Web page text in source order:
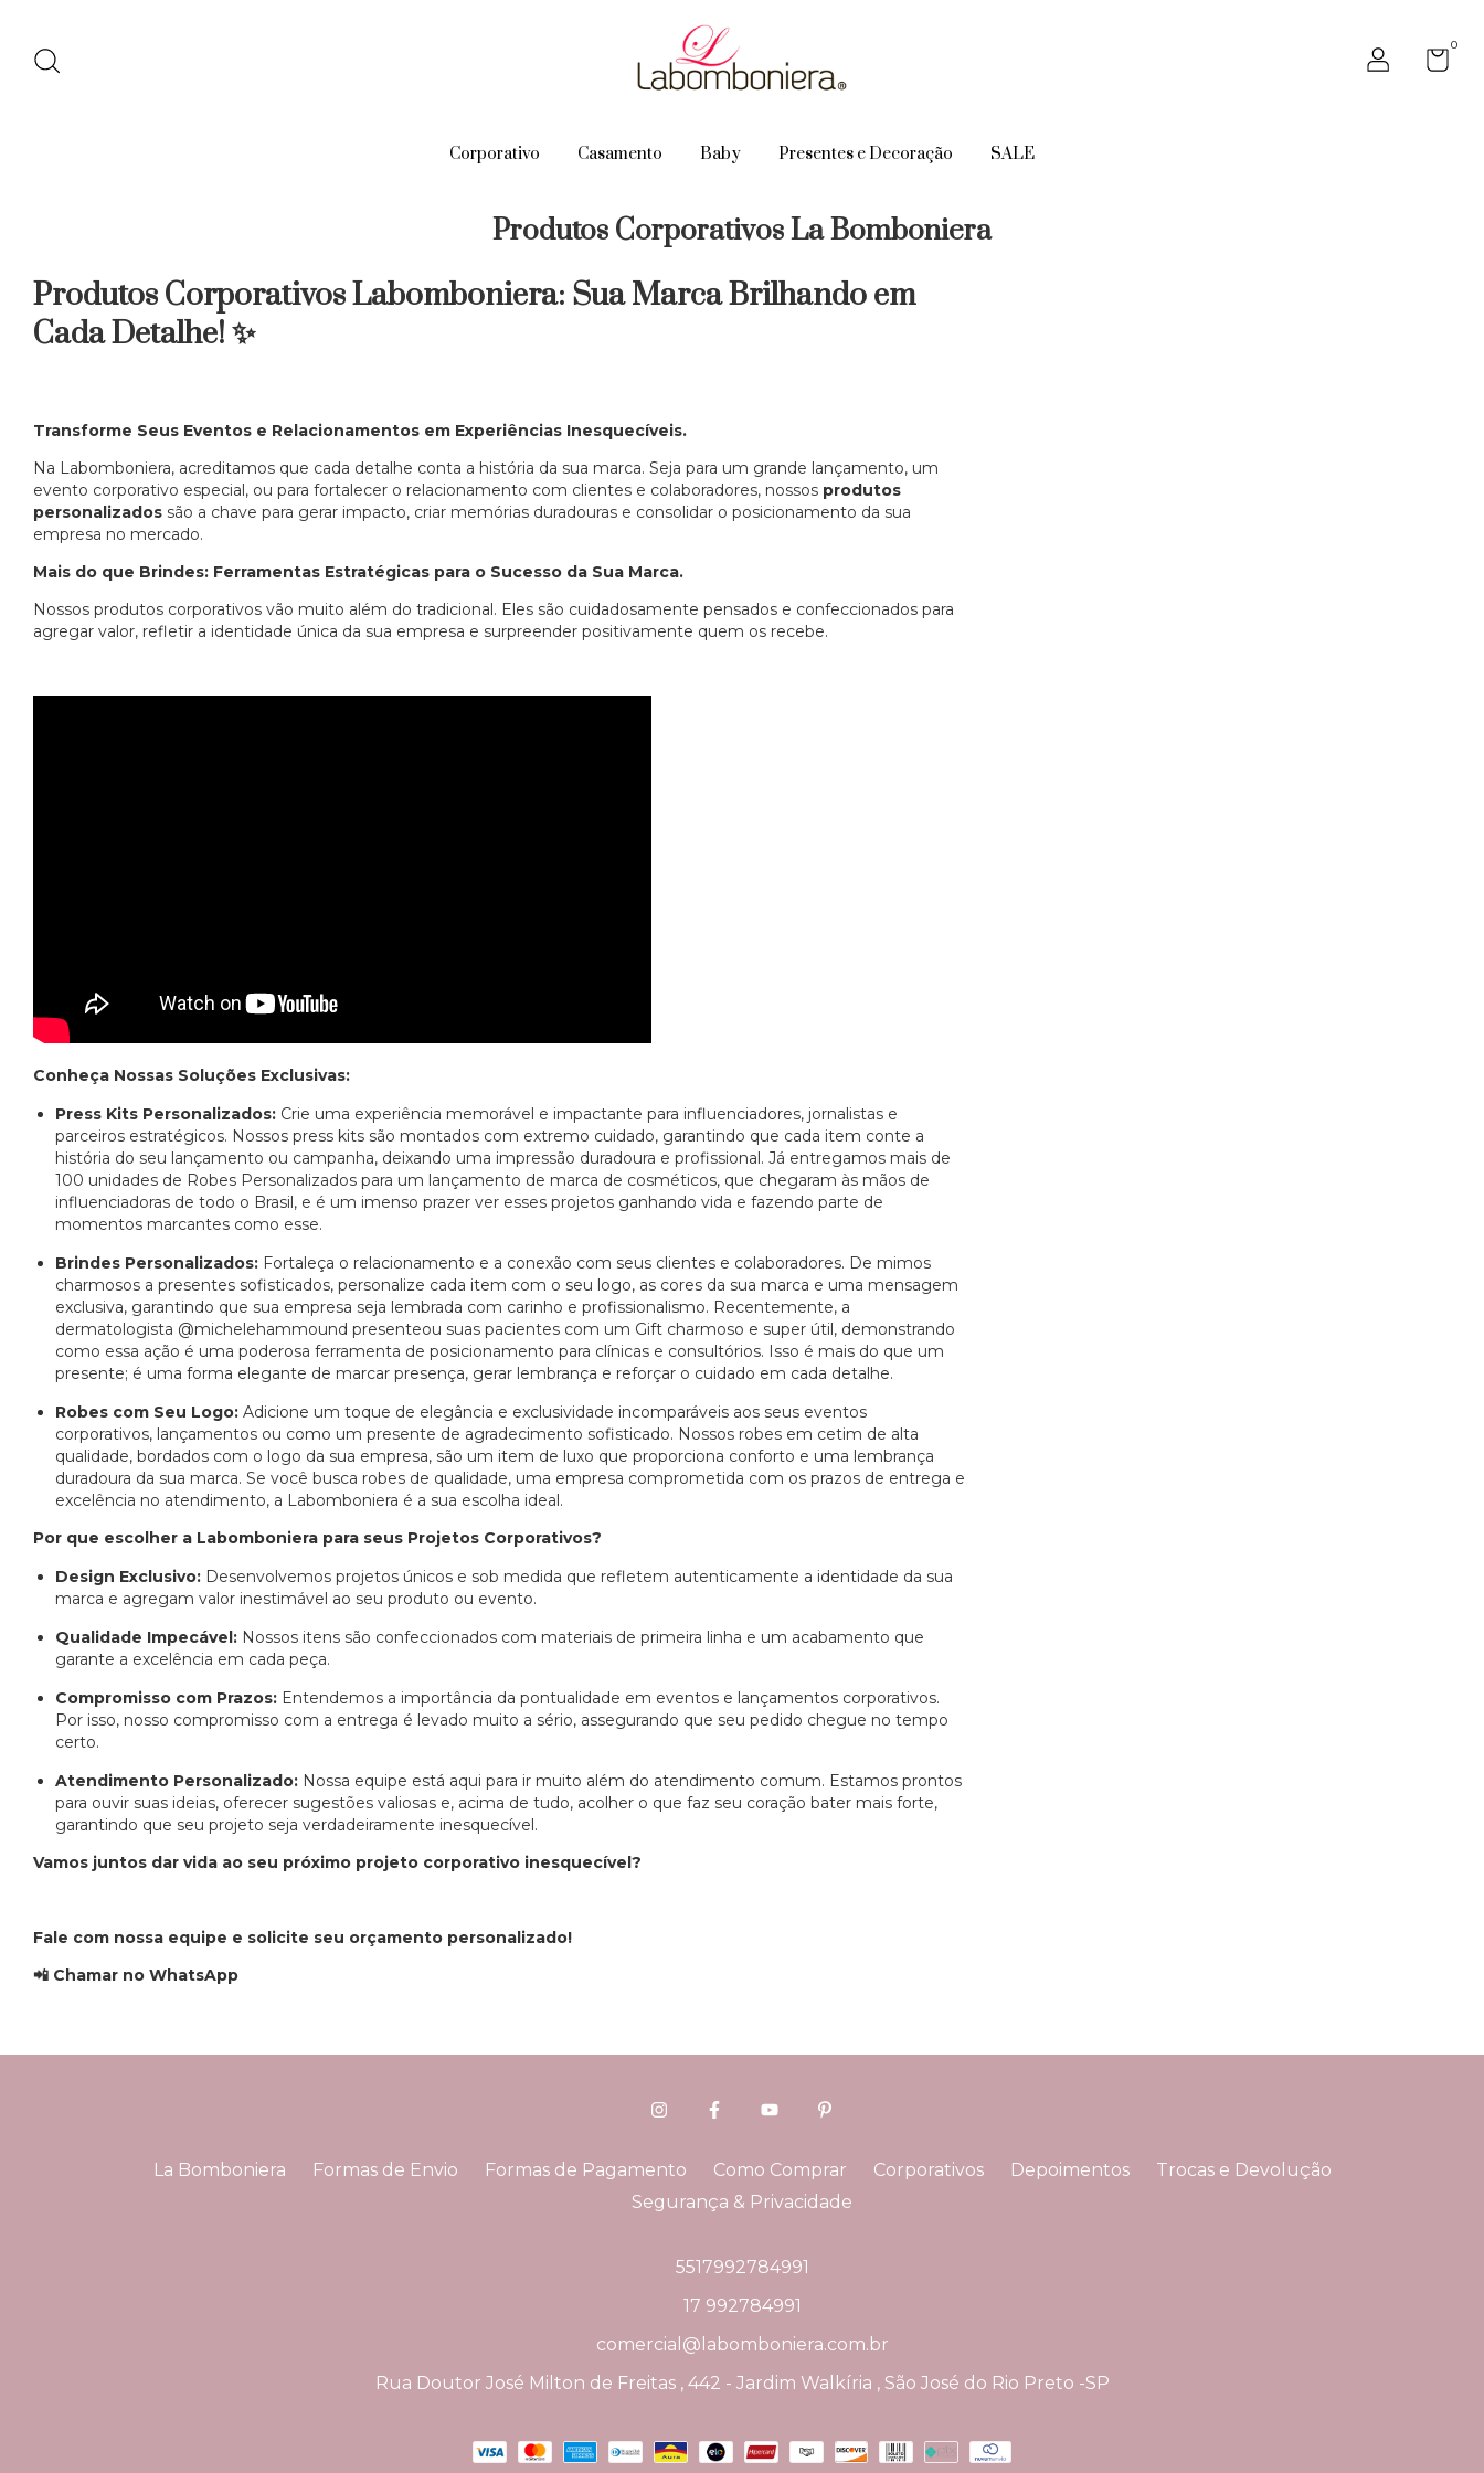
0
Corporativo Casamento Baby Presentes e Decoração SALE
Produtos Corporativos La Bomboniera
Produtos Corporativos Labomboniera: Sua Marca Brilhando em
Cada Detalhe! ✨
Transforme Seus Eventos e Relacionamentos em Experiências Inesquecíveis.
Na Labomboniera, acreditamos que cada detalhe conta a história da sua marca. Seja para um grande lançamento, um
evento corporativo especial, ou para fortalecer o relacionamento com clientes e colaboradores, nossos produtos
personalizados são a chave para gerar impacto, criar memórias duradouras e consolidar o posicionamento da sua
empresa no mercado.
Mais do que Brindes: Ferramentas Estratégicas para o Sucesso da Sua Marca.
Nossos produtos corporativos vão muito além do tradicional. Eles são cuidadosamente pensados e confeccionados para
agregar valor, refletir a identidade única da sua empresa e surpreender positivamente quem os recebe.
Conheça Nossas Soluções Exclusivas:
Press Kits Personalizados: Crie uma experiência memorável e impactante para influenciadores, jornalistas e
parceiros estratégicos. Nossos press kits são montados com extremo cuidado, garantindo que cada item conte a
história do seu lançamento ou campanha, deixando uma impressão duradoura e profissional. Já entregamos mais de
100 unidades de Robes Personalizados para um lançamento de marca de cosméticos, que chegaram às mãos de
influenciadoras de todo o Brasil, e é um imenso prazer ver esses projetos ganhando vida e fazendo parte de
momentos marcantes como esse.
Brindes Personalizados: Fortaleça o relacionamento e a conexão com seus clientes e colaboradores. De mimos
charmosos a presentes sofisticados, personalize cada item com o seu logo, as cores da sua marca e uma mensagem
exclusiva, garantindo que sua empresa seja lembrada com carinho e profissionalismo. Recentemente, a
dermatologista @michelehammound presenteou suas pacientes com um Gift charmoso e super útil, demonstrando
como essa ação é uma poderosa ferramenta de posicionamento para clínicas e consultórios. Isso é mais do que um
presente; é uma forma elegante de marcar presença, gerar lembrança e reforçar o cuidado em cada detalhe.
Robes com Seu Logo: Adicione um toque de elegância e exclusividade incomparáveis aos seus eventos
corporativos, lançamentos ou como um presente de agradecimento sofisticado. Nossos robes em cetim de alta
qualidade, bordados com o logo da sua empresa, são um item de luxo que proporciona conforto e uma lembrança
duradoura da sua marca. Se você busca robes de qualidade, uma empresa comprometida com os prazos de entrega e
excelência no atendimento, a Labomboniera é a sua escolha ideal.
Por que escolher a Labomboniera para seus Projetos Corporativos?
Design Exclusivo: Desenvolvemos projetos únicos e sob medida que refletem autenticamente a identidade da sua
marca e agregam valor inestimável ao seu produto ou evento.
Qualidade Impecável: Nossos itens são confeccionados com materiais de primeira linha e um acabamento que
garante a excelência em cada peça.
Compromisso com Prazos: Entendemos a importância da pontualidade em eventos e lançamentos corporativos.
Por isso, nosso compromisso com a entrega é levado muito a sério, assegurando que seu pedido chegue no tempo
certo.
Atendimento Personalizado: Nossa equipe está aqui para ir muito além do atendimento comum. Estamos prontos
para ouvir suas ideias, oferecer sugestões valiosas e, acima de tudo, acolher o que faz seu coração bater mais forte,
garantindo que seu projeto seja verdadeiramente inesquecível.
Vamos juntos dar vida ao seu próximo projeto corporativo inesquecível?
Fale com nossa equipe e solicite seu orçamento personalizado!
📲 Chamar no WhatsApp
La Bomboniera Formas de Envio Formas de Pagamento Como Comprar Corporativos Depoimentos
Trocas e Devolução
Segurança & Privacidade
5517992784991
17 992784991
comercial@labomboniera.com.br
Rua Doutor José Milton de Freitas , 442 - Jardim Walkíria , São José do Rio Preto -SP